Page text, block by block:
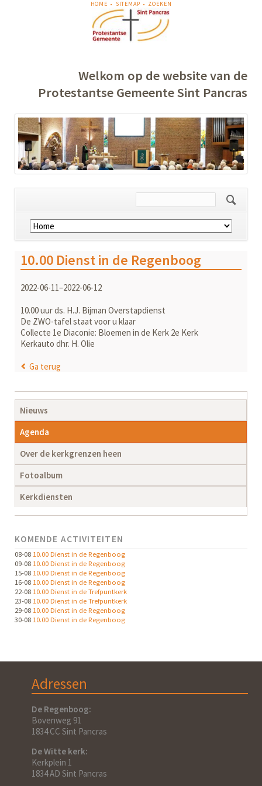
NAVIGATIE
OVERSLAAN
HOME SITEMAP ZOEKEN
Welkom op de website van de
Protestantse Gemeente Sint Pancras
Navigatie
overslaan
10.00 Dienst in de Regenboog
2022-06-11–2022-06-12
10.00 uur ds. H.J. Bijman Overstapdienst
De ZWO-tafel staat voor u klaar
Collecte 1e Diaconie: Bloemen in de Kerk 2e Kerk
Kerkauto dhr. H. Olie
Ga terug
Navigatie
overslaan
Nieuws
Agenda
Over de kerkgrenzen heen
Fotoalbum
Kerkdiensten
KOMENDE ACTIVITEITEN
08-08 10.00 Dienst in de Regenboog
09-08 10.00 Dienst in de Regenboog
15-08 10.00 Dienst in de Regenboog
16-08 10.00 Dienst in de Regenboog
22-08 10.00 Dienst in de Trefpuntkerk
23-08 10.00 Dienst in de Trefpuntkerk
29-08 10.00 Dienst in de Regenboog
30-08 10.00 Dienst in de Regenboog
Adressen
De Regenboog:
Bovenweg 91
1834 CC Sint Pancras
De Witte kerk:
Kerkplein 1
1834 AD Sint Pancras